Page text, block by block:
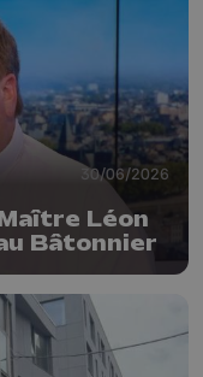
30/06/2026
Léon
Bâtonnier